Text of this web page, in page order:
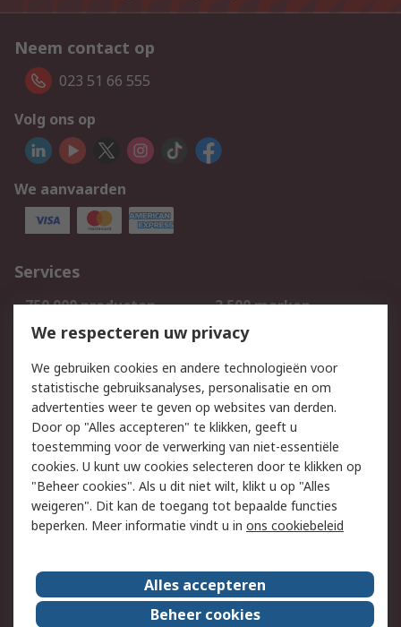
Neem contact op
023 51 66 555
Volg ons op
We aanvaarden
Services
750.000 producten
2.500 merken
Bestellen
Inkoopoplossingen
Track & Trace
Wettelijk
Cookiebeleid
Email veiligheid
Privacybeleid
Websitevoorwaarden
Algemene
verkoopvoorwaarden
Over RS
RS Group
Over ons
We respecteren uw privacy
We gebruiken cookies en andere technologieën voor
statistische gebruiksanalyses, personalisatie en om
advertenties weer te geven op websites van derden.
Door op "Alles accepteren" te klikken, geeft u
toestemming voor de verwerking van niet-essentiële
cookies. U kunt uw cookies selecteren door te klikken op
"Beheer cookies". Als u dit niet wilt, klikt u op "Alles
weigeren". Dit kan de toegang tot bepaalde functies
beperken. Meer informatie vindt u in ons cookiebeleid
Alles accepteren
Beheer cookies